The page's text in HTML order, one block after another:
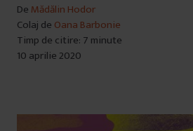
De Mădălin Hodor
Colaj de Oana Barbonie
Timp de citire: 7 minute
10 aprilie 2020